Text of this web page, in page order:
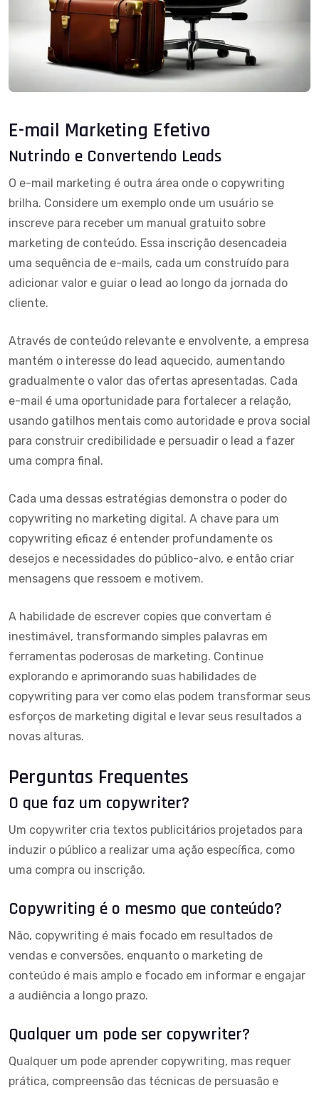
E-mail Marketing Efetivo
Nutrindo e Convertendo Leads
O e-mail marketing é outra área onde o copywriting
brilha. Considere um exemplo onde um usuário se
inscreve para receber um manual gratuito sobre
marketing de conteúdo. Essa inscrição desencadeia
uma sequência de e-mails, cada um construído para
adicionar valor e guiar o lead ao longo da jornada do
cliente.
Através de conteúdo relevante e envolvente, a empresa
mantém o interesse do lead aquecido, aumentando
gradualmente o valor das ofertas apresentadas. Cada
e-mail é uma oportunidade para fortalecer a relação,
usando gatilhos mentais como autoridade e prova social
para construir credibilidade e persuadir o lead a fazer
uma compra final.
Cada uma dessas estratégias demonstra o poder do
copywriting no marketing digital. A chave para um
copywriting eficaz é entender profundamente os
desejos e necessidades do público-alvo, e então criar
mensagens que ressoem e motivem.
A habilidade de escrever copies que convertam é
inestimável, transformando simples palavras em
ferramentas poderosas de marketing. Continue
explorando e aprimorando suas habilidades de
copywriting para ver como elas podem transformar seus
esforços de marketing digital e levar seus resultados a
novas alturas.
Perguntas Frequentes
O que faz um copywriter?
Um copywriter cria textos publicitários projetados para
induzir o público a realizar uma ação específica, como
uma compra ou inscrição.
Copywriting é o mesmo que conteúdo?
Não, copywriting é mais focado em resultados de
vendas e conversões, enquanto o marketing de
conteúdo é mais amplo e focado em informar e engajar
a audiência a longo prazo.
Qualquer um pode ser copywriter?
Qualquer um pode aprender copywriting, mas requer
prática, compreensão das técnicas de persuasão e